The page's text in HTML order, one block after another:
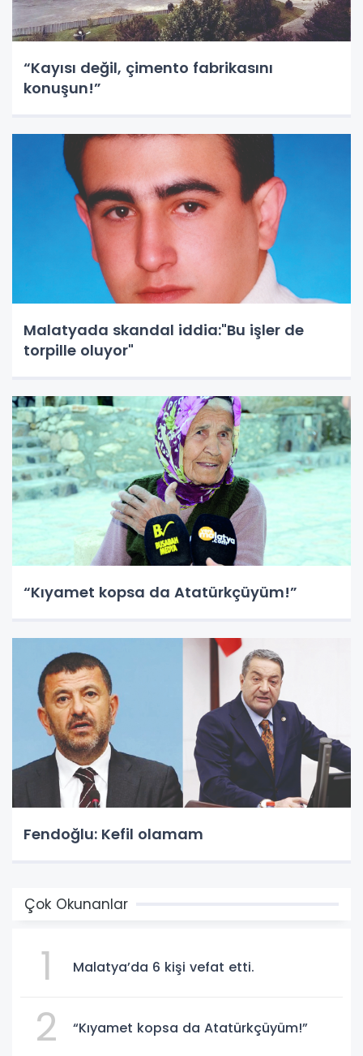
“Kayısı değil, çimento fabrikasını
konuşun!”
Malatyada skandal iddia:"Bu işler de
torpille oluyor"
“Kıyamet kopsa da Atatürkçüyüm!”
Fendoğlu: Kefil olamam
Çok Okunanlar
1 Malatya’da 6 kişi vefat etti.
2 “Kıyamet kopsa da Atatürkçüyüm!”